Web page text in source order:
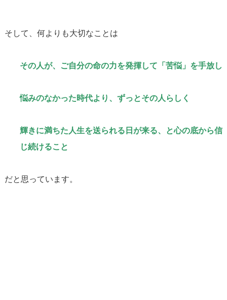
そして、何よりも大切なことは
その人が、ご自分の命の力を発揮して「苦悩」を手放し
悩みのなかった時代より、ずっとその人らしく
輝きに満ちた人生を送られる日が来る、と心の底から信
じ続けること
だと思っています。